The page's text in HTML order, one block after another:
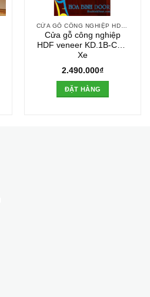
Cửa gỗ công nghiệp
HDF veneer KD.1B-Căm
Xe
2.490.000₫
ĐẶT HÀNG